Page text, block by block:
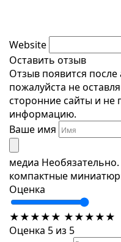
Website
Оставить отзыв
Отзыв появится
пожалуйста не
сторонние сайты и не
информацию.
Ваше имя
медиа
компактные
Оценка
★★★★★ ★★★★★
Оценка 5 из 5